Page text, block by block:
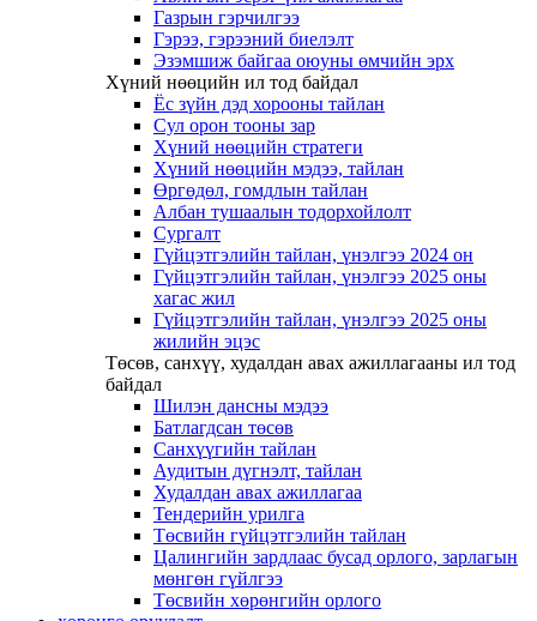
Газрын гэрчилгээ
Гэрээ, гэрээний биелэлт
Эзэмшиж байгаа оюуны өмчийн эрх
Хүний нөөцийн ил тод байдал
Ёс зүйн дэд хорооны тайлан
Сул орон тооны зар
Хүний нөөцийн стратеги
Хүний нөөцийн мэдээ, тайлан
Өргөдөл, гомдлын тайлан
Албан тушаалын тодорхойлолт
Сургалт
Гүйцэтгэлийн тайлан, үнэлгээ 2024 он
Гүйцэтгэлийн тайлан, үнэлгээ 2025 оны
хагас жил
Гүйцэтгэлийн тайлан, үнэлгээ 2025 оны
жилийн эцэс
Төсөв, санхүү, худалдан авах ажиллагааны ил тод
байдал
Шилэн дансны мэдээ
Батлагдсан төсөв
Санхүүгийн тайлан
Аудитын дүгнэлт, тайлан
Худалдан авах ажиллагаа
Тендерийн урилга
Төсвийн гүйцэтгэлийн тайлан
Цалингийн зардлаас бусад орлого, зарлагын
мөнгөн гүйлгээ
Төсвийн хөрөнгийн орлого